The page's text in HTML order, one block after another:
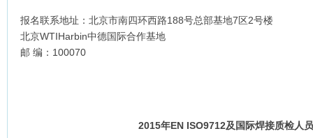
报名联系地址：北京市南四环西路188号总部基地7区2号楼
北京WTIHarbin中德国际合作基地
邮 编：100070
2015年EN ISO9712及国际焊接质检人